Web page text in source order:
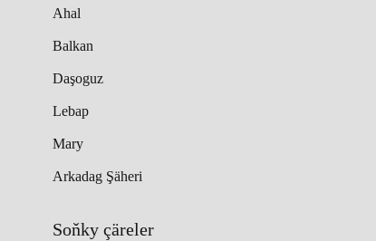
Ahal
Balkan
Daşoguz
Lebap
Mary
Arkadag Şäheri
Soňky çäreler